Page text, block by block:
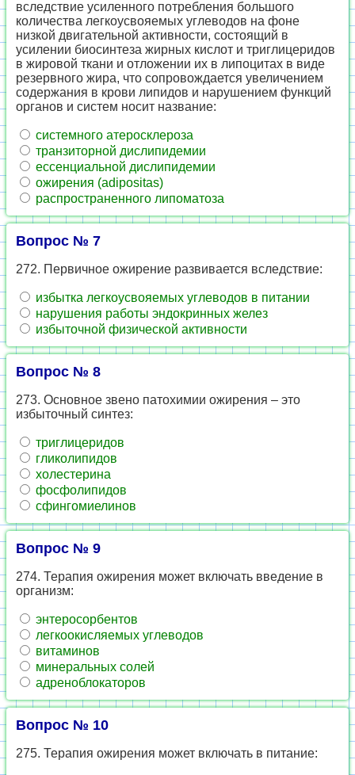
вследствие усиленного потребления большого
количества легкоусвояемых углеводов на фоне
низкой двигательной активности, состоящий в
усилении биосинтеза жирных кислот и триглицеридов
в жировой ткани и отложении их в липоцитах в виде
резервного жира, что сопровождается увеличением
содержания в крови липидов и нарушением функций
органов и систем носит название:
системного атеросклероза
транзиторной дислипидемии
ессенциальной дислипидемии
ожирения (adipositas)
распространенного липоматоза
Вопрос № 7
272. Первичное ожирение развивается вследствие:
избытка легкоусвояемых углеводов в питании
нарушения работы эндокринных желез
избыточной физической активности
Вопрос № 8
273. Основное звено патохимии ожирения – это
избыточный синтез:
триглицеридов
гликолипидов
холестерина
фосфолипидов
сфингомиелинов
Вопрос № 9
274. Терапия ожирения может включать введение в
организм:
энтеросорбентов
легкоокисляемых углеводов
витаминов
минеральных солей
адреноблокаторов
Вопрос № 10
275. Терапия ожирения может включать в питание: